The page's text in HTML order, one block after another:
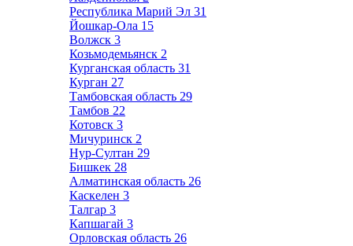
Республика Марий Эл 31
Йошкар-Ола 15
Волжск 3
Козьмодемьянск 2
Курганская область 31
Курган 27
Тамбовская область 29
Тамбов 22
Котовск 3
Мичуринск 2
Нур-Султан 29
Бишкек 28
Алматинская область 26
Каскелен 3
Талгар 3
Капшагай 3
Орловская область 26